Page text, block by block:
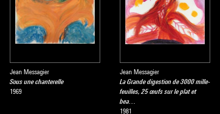
Jean Messagier
Sous une chanterelle
1969
Jean Messagier
La Grande digestion de 3000 mille-
feuilles, 25 œufs sur le plat et
bea…
1981